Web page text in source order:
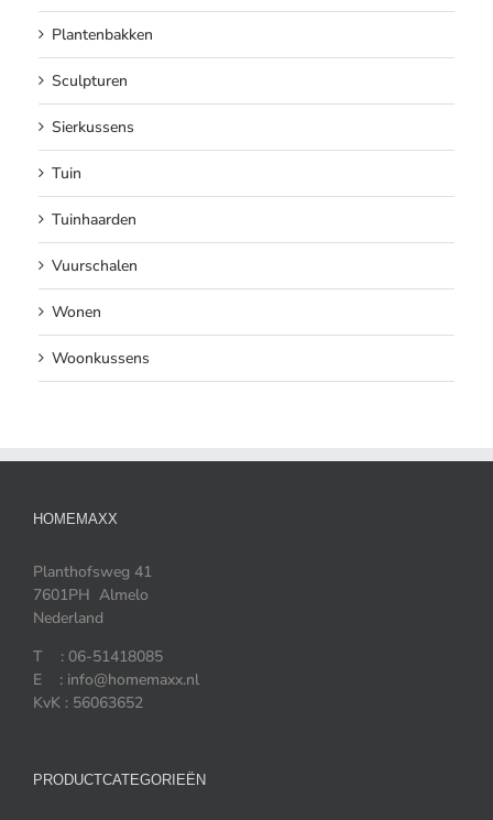
Plantenbakken
Sculpturen
Sierkussens
Tuin
Tuinhaarden
Vuurschalen
Wonen
Woonkussens
HOMEMAXX
Planthofsweg 41
7601PH Almelo
Nederland
T : 06-51418085
E : info@homemaxx.nl
KvK : 56063652
PRODUCTCATEGORIEËN